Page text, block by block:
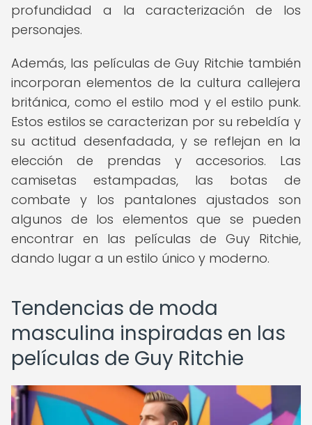
profundidad a la caracterización de los
personajes.
Además, las películas de Guy Ritchie también
incorporan elementos de la cultura callejera
británica, como el estilo mod y el estilo punk.
Estos estilos se caracterizan por su rebeldía y
su actitud desenfadada, y se reflejan en la
elección de prendas y accesorios. Las
camisetas estampadas, las botas de
combate y los pantalones ajustados son
algunos de los elementos que se pueden
encontrar en las películas de Guy Ritchie,
dando lugar a un estilo único y moderno.
Tendencias de moda
masculina inspiradas en las
películas de Guy Ritchie